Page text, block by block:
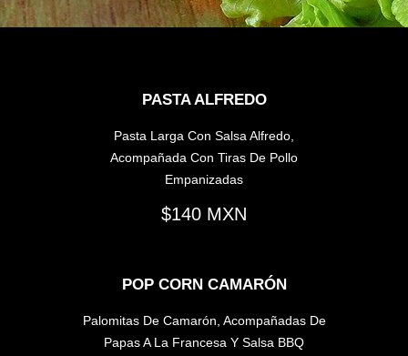
PASTA ALFREDO
Pasta Larga Con Salsa Alfredo,
Acompañada Con Tiras De Pollo
Empanizadas
140
POP CORN CAMARÓN
Palomitas De Camarón, Acompañadas De
Papas A La Francesa Y Salsa BBQ